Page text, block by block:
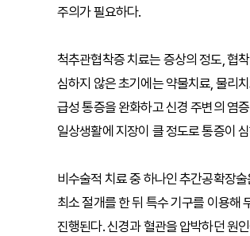
주의가 필요하다.
척추관협착증 치료는 증상의 정도, 협
심하지 않은 초기에는 약물치료, 물리
급성 통증을 완화하고 신경 주변의 염
일상생활에 지장이 클 정도로 통증이
비수술적 치료 중 하나인 추간공확장
최소 절개를 한 뒤 특수 기구를 이용해
진행된다. 신경과 혈관을 압박하던 원